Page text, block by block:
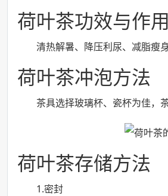
荷叶茶功效与作用
清热解暑、降压利尿、减脂瘦
荷叶茶冲泡方法
茶具选择玻璃杯、瓷杯为佳，
荷叶茶存储方法
1.密封